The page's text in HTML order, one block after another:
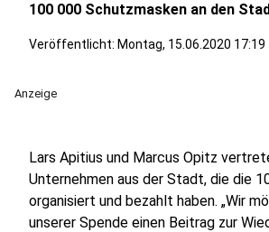
100 000 Schutzmasken an den
Veröffentlicht: Montag, 15.06.2020 17:19
Anzeige
Lars Apitius und Marcus Opitz
Unternehmen aus der Stadt, die die
organisiert und bezahlt haben. „Wir
unserer Spende einen Beitrag zur